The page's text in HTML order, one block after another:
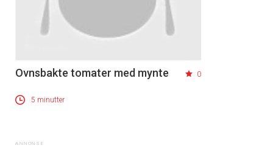
Ovnsbakte tomater med mynte 0
5 minutter